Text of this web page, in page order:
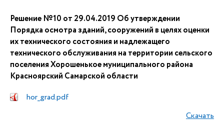
Решение №10 от 29.04.2019 Об утверждении
Порядка осмотра зданий, сооружений в целях оценки
их технического состояния и надлежащего
технического обслуживания на территории сельского
поселения Хорошенькое муниципального района
Красноярский Самарской области
hor_grad.pdf
Скачать